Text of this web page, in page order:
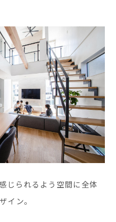
じられるよう空間に全体
イン。